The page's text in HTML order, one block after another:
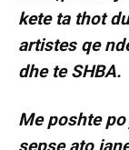
kete ta thot
artistes qe
dhe te SHBA.
Me poshte